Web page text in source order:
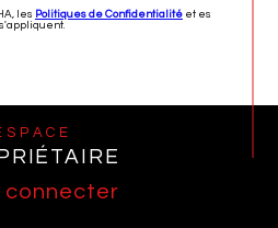
les Politiques de Confidentialité et es
ESPACE
connecter